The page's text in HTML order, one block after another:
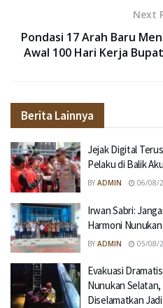
Next
Pondasi 17 Arah Baru
Awal 100 Hari Kerja
Berita Lainnya
Jejak Digital
Pelaku di Balik
BY ADMIN 06/08/
Irwan Sabri:
Harmoni Nunukan
BY ADMIN 05/08/
Evakuasi
Nunukan
Diselamatkan